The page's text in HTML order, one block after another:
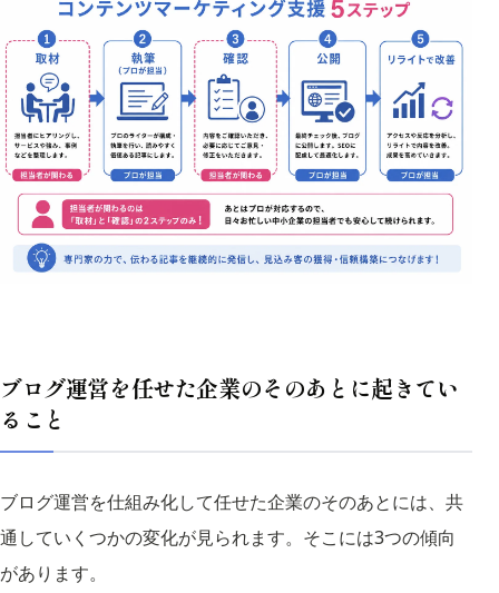
ブログ運営を任せた企業のそのあとに起きてい
ること
ブログ運営を仕組み化して任せた企業のそのあとには、共
通していくつかの変化が見られます。そこには3つの傾向
があります。